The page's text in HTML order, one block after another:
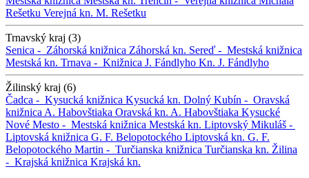
Rešetku Verejná kn. M. Rešetku
Trnavský kraj (3)
Senica - Záhorská knižnica Záhorská kn. Sereď - Mestská knižnica
Mestská kn. Trnava - Knižnica J. Fándlyho Kn. J. Fándlyho
Žilinský kraj (6)
Čadca - Kysucká knižnica Kysucká kn. Dolný Kubín - Oravská
knižnica A. Habovštiaka Oravská kn. A. Habovštiaka Kysucké
Nové Mesto - Mestská knižnica Mestská kn. Liptovský Mikuláš -
Liptovská knižnica G. F. Belopotockého Liptovská kn. G. F.
Belopotockého Martin - Turčianska knižnica Turčianska kn. Žilina
- Krajská knižnica Krajská kn.